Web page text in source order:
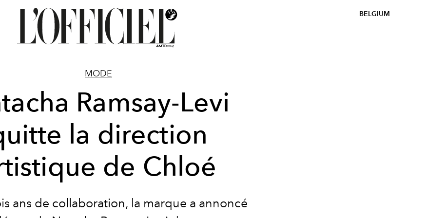
BELGIUM
MODE
Ramsay-Levi
la direction
de Chloé
ans de collaboration, la marque a annoncé